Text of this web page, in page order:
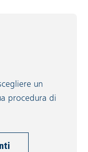
un
procedura di